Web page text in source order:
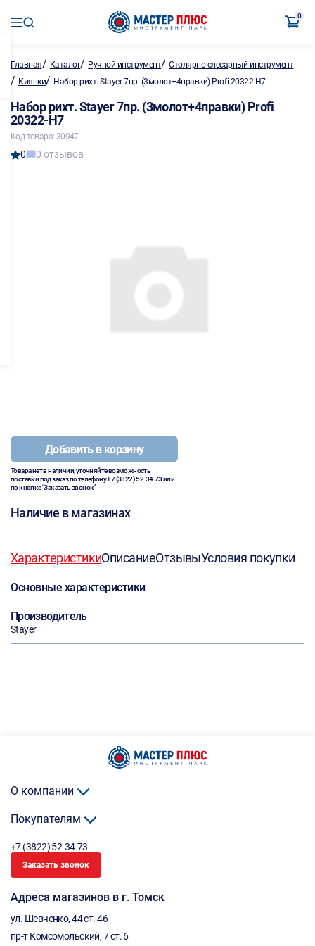
0
Главная/ Каталог/ Ручной инструмент/Столярно-слесарный инструмент
/ Киянки/ Набор рихт. Stayer 7пр. (3молот+4правки) Profi 20322-H7
Набор рихт. Stayer 7пр. (3молот+4правки) Profi
20322-H7
Код товара: 30947
0 0 отзывов
Добавить в корзину
Товара нет в наличии, уточняйте возможность
поставки под заказ по телефону+7 (3822) 52-34-73или
по кнопке "Заказать звонок"
Наличие в магазинах
ХарактеристикиОписаниеОтзывыУсловия покупки
Основные характеристики
Производитель
Stayer
О компании
Покупателям
+7 (3822) 52-34-73
Заказать звонок
Адреса магазинов в г. Томск
ул. Шевченко, 44 ст. 46
пр-т Комсомольский, 7 ст. 6